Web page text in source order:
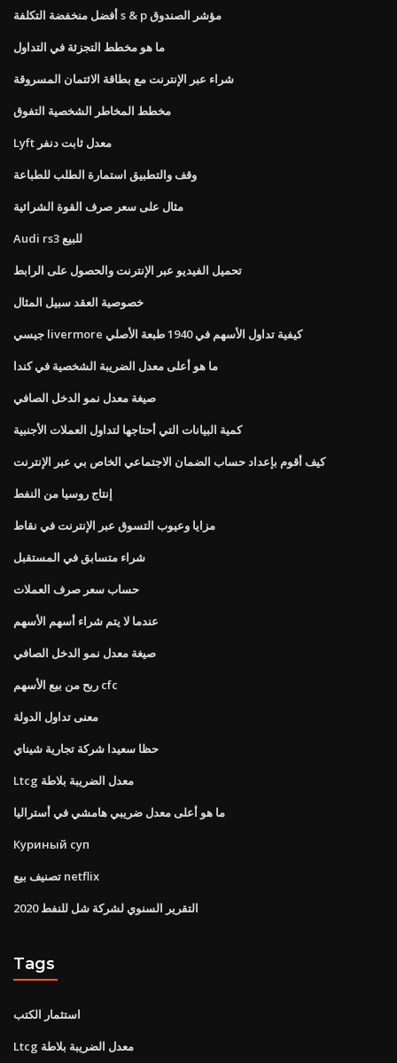
أفضل منخفضة التكلفة s & p مؤشر الصندوق
ما هو مخطط التجزئة في التداول
شراء عبر الإنترنت مع بطاقة الائتمان المسروقة
مخطط المخاطر الشخصية التفوق
Lyft معدل ثابت دنفر
وقف والتطبيق استمارة الطلب للطباعة
مثال على سعر صرف القوة الشرائية
Audi rs3 للبيع
تحميل الفيديو عبر الإنترنت والحصول على الرابط
خصوصية العقد سبيل المثال
جيسي livermore كيفية تداول الأسهم في 1940 طبعة الأصلي
ما هو أعلى معدل الضريبة الشخصية في كندا
صيغة معدل نمو الدخل الصافي
كمية البيانات التي أحتاجها لتداول العملات الأجنبية
كيف أقوم بإعداد حساب الضمان الاجتماعي الخاص بي عبر الإنترنت
إنتاج روسيا من النفط
مزايا وعيوب التسوق عبر الإنترنت في نقاط
شراء متسابق في المستقبل
حساب سعر صرف العملات
عندما لا يتم شراء أسهم الأسهم
صيغة معدل نمو الدخل الصافي
ربح من بيع الأسهم cfc
معنى تداول الدولة
حظا سعيدا شركة تجارية شيناي
Ltcg معدل الضريبة بلاطة
ما هو أعلى معدل ضريبي هامشي في أستراليا
Куриный суп
تصنيف بيع netflix
التقرير السنوي لشركة شل للنفط 2020
Tags
استثمار الكتب
Ltcg معدل الضريبة بلاطة